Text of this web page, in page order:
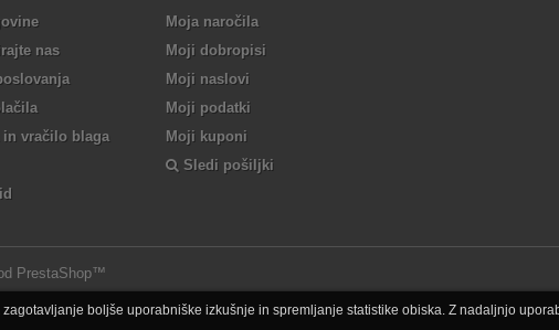
boljše uporabniške izkušnje in spremljanje statistike obiska. Z nadaljnjo
nas
in vračilo blaga
PrestaShop™
Moja naročila
Moji dobropisi
Moji naslovi
Moji podatki
Moji kuponi
Sledi pošiljki